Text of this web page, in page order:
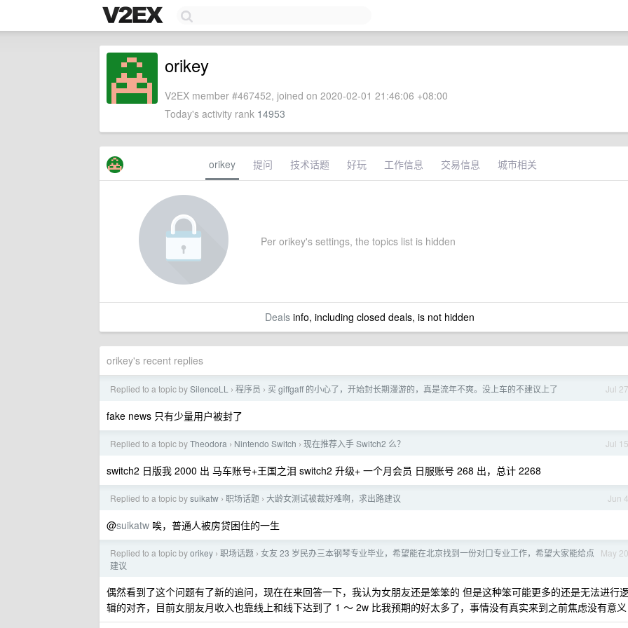
orikey
V2EX member #467452, joined on 2020-02-01 21:46:06 +08:00
Today's activity rank 14953
orikey 提问 技术话题 好玩 工作信息 交易信息 城市相关
Per orikey's settings, the topics list is hidden
Dealsinfo, including closed deals, is not hidden
orikey's recent replies
Jul 27
Replied to a topic bySilenceLL › 程序员 › 买 giffgaff 的小心了，开始封长期漫游的，真是流年不爽。没上车的不建议上了
fake news 只有少量用户被封了
Jul 15
Replied to a topic byTheodora › Nintendo Switch › 现在推荐入手 Switch2 么？
switch2 日版我 2000 出 马车账号+王国之泪 switch2 升级+ 一个月会员 日服账号 268 出，总计 2268
Jun 4
Replied to a topic bysuikatw › 职场话题 › 大龄女测试被裁好难啊，求出路建议
@suikatw 唉，普通人被房贷困住的一生
May 20
Replied to a topic byorikey › 职场话题 › 女友 23 岁民办三本钢琴专业毕业，希望能在北京找到一份对口专业工作，希望大家能给点
建议
偶然看到了这个问题有了新的追问，现在在来回答一下，我认为女朋友还是笨笨的 但是这种笨可能更多的还是无法进行逻
辑的对齐，目前女朋友月收入也靠线上和线下达到了 1 ～ 2w 比我预期的好太多了，事情没有真实来到之前焦虑没有意义